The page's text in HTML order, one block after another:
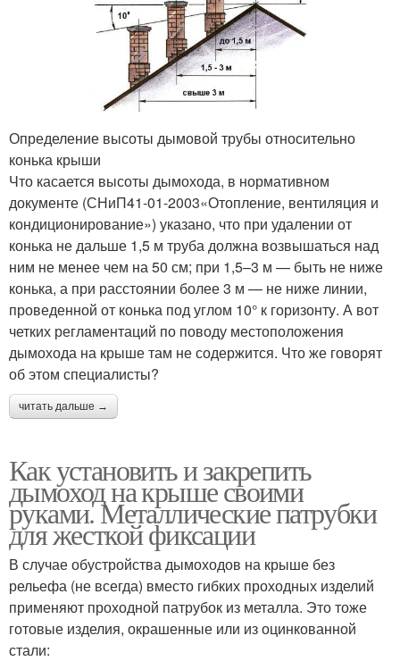
Определение высоты дымовой трубы относительно
конька крыши
Что касается высоты дымохода, в нормативном
документе (СНиП41-01-2003«Отопление, вентиляция и
кондиционирование») указано, что при удалении от
конька не дальше 1,5 м труба должна возвышаться над
ним не менее чем на 50 см; при 1,5–3 м — быть не ниже
конька, а при расстоянии более 3 м — не ниже линии,
проведенной от конька под углом 10° к горизонту. А вот
четких регламентаций по поводу местоположения
дымохода на крыше там не содержится. Что же говорят
об этом специалисты?
читать дальше →
Как установить и закрепить
дымоход на крыше своими
руками. Металлические патрубки
для жесткой фиксации
В случае обустройства дымоходов на крыше без
рельефа (не всегда) вместо гибких проходных изделий
применяют проходной патрубок из металла. Это тоже
готовые изделия, окрашенные или из оцинкованной
стали: